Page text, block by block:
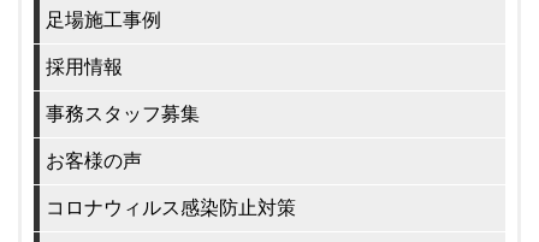
足場施工事例
採用情報
事務スタッフ募集
お客様の声
コロナウィルス感染防止対策